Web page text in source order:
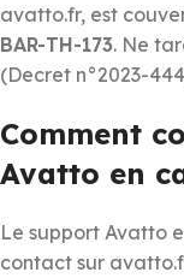
avatto.fr, est
BAR-TH-173. Ne
(Decret n°2023-
Comment
Avatto en
Le support Avatto
contact sur